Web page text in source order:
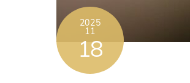
2025
11
18